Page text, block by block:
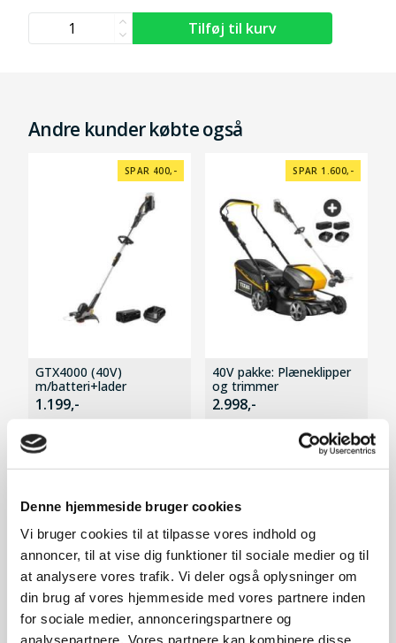
Denne hjemmeside bruger cookies
Vi bruger cookies til at tilpasse vores indhold og
annoncer, til at vise dig funktioner til sociale medier og til
at analysere vores trafik. Vi deler også oplysninger om
din brug af vores hjemmeside med vores partnere inden
for sociale medier, annonceringspartnere og
analysepartnere. Vores partnere kan kombinere disse
Andre kunder købte også
SPAR 400,-
GTX4000 (40V)
m/batteri+lader
1.199,-
SPAR 1.600,-
40V pakke: Plæneklipper
og trimmer
2.998,-
SPAR 1.500,-